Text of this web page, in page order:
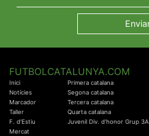
FUTBOLCATALUNYA.COM
Inici
Notícies
Marcador
Taller
F. d'Estiu
Mercat
Primera catalana
Segona catalana
Tercera catalana
Quarta catalana
Juvenil Div. d'honor Grup 3A